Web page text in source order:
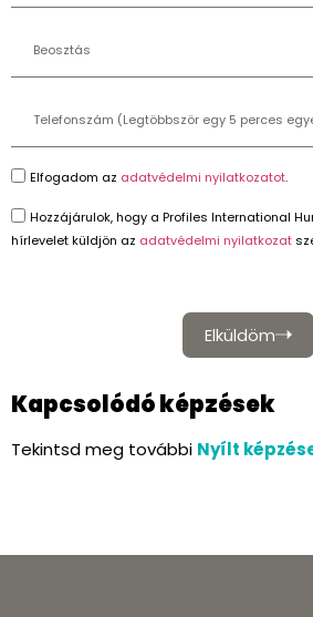
Elfogadom az adatvédelmi nyilatkozatot.
Hozzájárulok, hogy a Profiles International
hírlevelet küldjön az adatvédelmi nyilatkozat
Elküldöm
Kapcsolódó képzések
Tekintsd meg további Nyílt